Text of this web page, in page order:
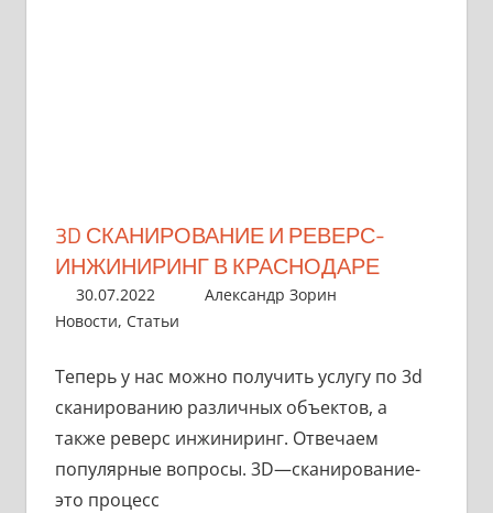
3D СКАНИРОВАНИЕ И РЕВЕРС-
ИНЖИНИРИНГ В КРАСНОДАРЕ
30.07.2022
Александр Зорин
Новости, Статьи
Теперь у нас можно получить услугу по 3d
сканированию различных объектов, а
также реверс инжиниринг. Отвечаем
популярные вопросы. 3D—сканирование-
это процесс